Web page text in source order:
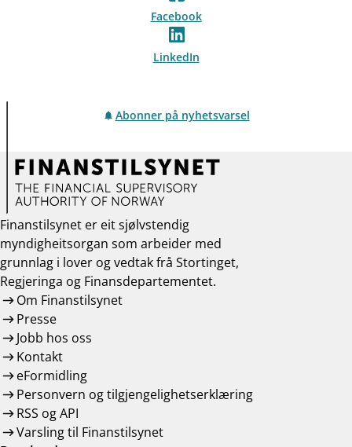
Facebook
LinkedIn
Abonner på nyhetsvarsel
Finanstilsynet er eit sjølvstendig
myndigheitsorgan som arbeider med
grunnlag i lover og vedtak frå Stortinget,
Regjeringa og Finansdepartementet.
Om Finanstilsynet
Presse
Jobb hos oss
Kontakt
eFormidling
Personvern og tilgjengelighetserklæring
RSS og API
Varsling til Finanstilsynet